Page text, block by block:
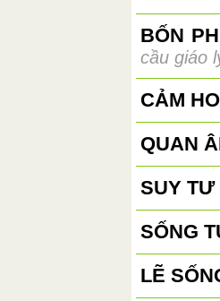
BỐN
cầu giáo
CẢM
QUAN
SUY TƯ
SỐNG
LẼ